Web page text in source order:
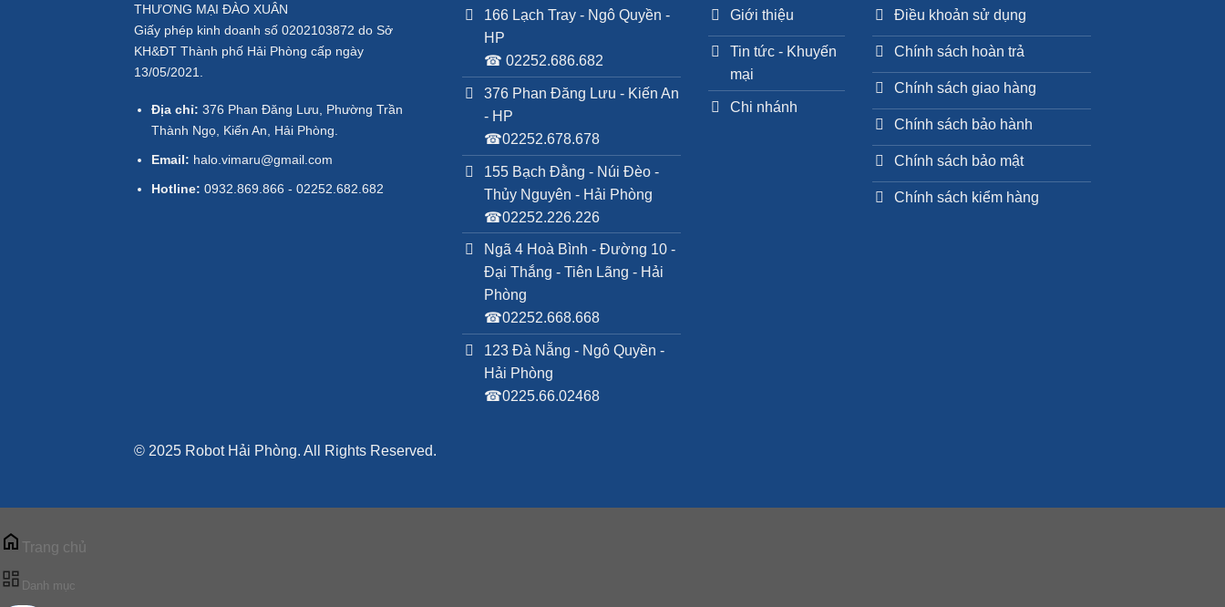
THƯƠNG MẠI ĐÀO XUÂN
Giấy phép kinh doanh số 0202103872 do Sở
KH&ĐT Thành phố Hải Phòng cấp ngày
13/05/2021.
Địa chỉ: 376 Phan Đăng Lưu, Phường Trần
Thành Ngọ, Kiến An, Hải Phòng.
Email: halo.vimaru@gmail.com
Hotline: 0932.869.866 - 02252.682.682
166 Lạch Tray - Ngô Quyền -
HP
☎ 02252.686.682
376 Phan Đăng Lưu - Kiến An
- HP
☎02252.678.678
155 Bạch Đằng - Núi Đèo -
Thủy Nguyên - Hải Phòng
☎02252.226.226
Ngã 4 Hoà Bình - Đường 10 -
Đại Thắng - Tiên Lãng - Hải
Phòng
☎02252.668.668
123 Đà Nẵng - Ngô Quyền -
Hải Phòng
☎0225.66.02468
Giới thiệu
Tin tức - Khuyến
mại
Chi nhánh
Điều khoản sử dụng
Chính sách hoàn trả
Chính sách giao hàng
Chính sách bảo hành
Chính sách bảo mật
Chính sách kiểm hàng
© 2025 Robot Hải Phòng. All Rights Reserved.
Trang chủ
Danh mục